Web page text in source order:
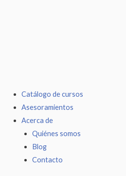
Catálogo de cursos
Asesoramientos
Acerca de
Quiénes somos
Blog
Contacto